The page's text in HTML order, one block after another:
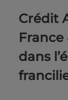
Crédit
France
dans